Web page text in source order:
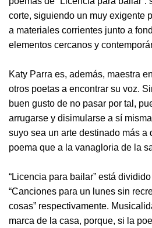
corte, siguiendo un muy exigente
a materiales corrientes junto a
elementos cercanos y
Katy Parra es, además, maestra
otros poetas a encontrar su voz.
buen gusto de no pasar por tal,
arrugarse y disimularse a sí
suyo sea un arte destinado más a
poema que a la vanagloria de la
“Licencia para bailar” está
“Canciones para un lunes sin
cosas” respectivamente.
marca de la casa, porque, si la